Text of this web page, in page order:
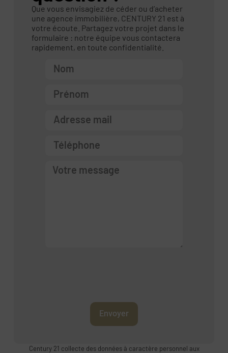
Que vous envisagiez de céder ou d’acheter
une agence immobilière, CENTURY 21 est à
votre écoute. Partagez votre projet dans le
formulaire : notre équipe vous contactera
rapidement, en toute confidentialité.
Envoyer
Century 21 collecte des données à caractère personnel aux